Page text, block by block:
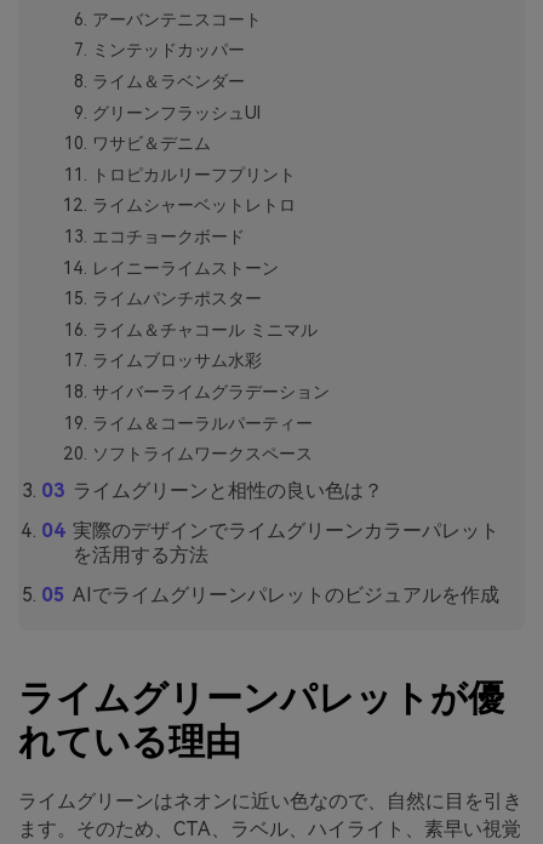
アーバンテニスコート
ミンテッドカッパー
ライム＆ラベンダー
グリーンフラッシュUI
ワサビ＆デニム
トロピカルリーフプリント
ライムシャーベットレトロ
エコチョークボード
レイニーライムストーン
ライムパンチポスター
ライム＆チャコール ミニマル
ライムブロッサム水彩
サイバーライムグラデーション
ライム＆コーラルパーティー
ソフトライムワークスペース
ライムグリーンと相性の良い色は？
実際のデザインでライムグリーンカラーパレット
を活用する方法
AIでライムグリーンパレットのビジュアルを作成
ライムグリーンパレットが優
れている理由
ライムグリーンはネオンに近い色なので、自然に目を引き
ます。そのため、CTA、ラベル、ハイライト、素早い視覚